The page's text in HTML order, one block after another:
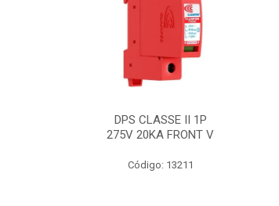
DPS CLASSE II 1P
275V 20KA FRONT V
Código: 13211